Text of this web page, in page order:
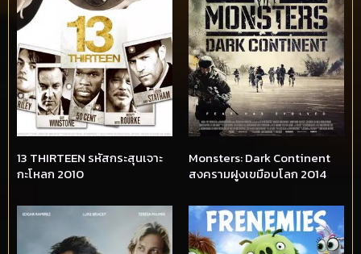
13 THIRTEEN รหัสกระสุนเจาะ
กะโหลก 2010
Monsters: Dark Continent
สงครามฝูงเขมือบโลก 2014